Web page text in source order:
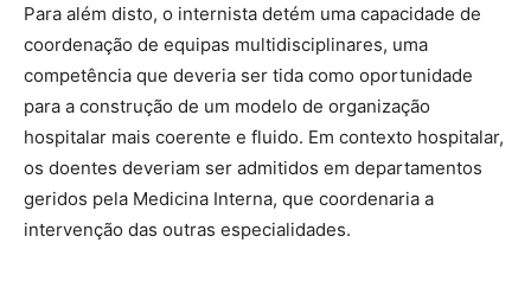
Para além disto, o internista detém uma capacidade de
coordenação de equipas multidisciplinares, uma
competência que deveria ser tida como oportunidade
para a construção de um modelo de organização
hospitalar mais coerente e fluido. Em contexto hospitalar,
os doentes deveriam ser admitidos em departamentos
geridos pela Medicina Interna, que coordenaria a
intervenção das outras especialidades.